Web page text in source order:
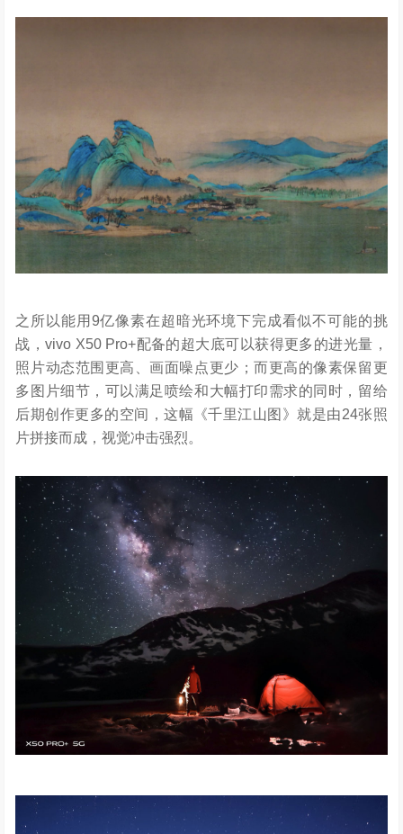
之所以能用9亿像素在超暗光环境下完成看似不可能的挑
战，vivo X50 Pro+配备的超大底可以获得更多的进光量，
照片动态范围更高、画面噪点更少；而更高的像素保留更
多图片细节，可以满足喷绘和大幅打印需求的同时，留给
后期创作更多的空间，这幅《千里江山图》就是由24张照
片拼接而成，视觉冲击强烈。